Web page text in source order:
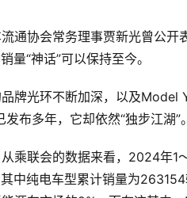
通协会常务理事贾新光曾公
量“神话”可以保持至今。
牌光环不断加深，以及Model
发布多年，它却依然“独步江湖”
乘联会的数据来看，2024年
中纯电车型累计销量为